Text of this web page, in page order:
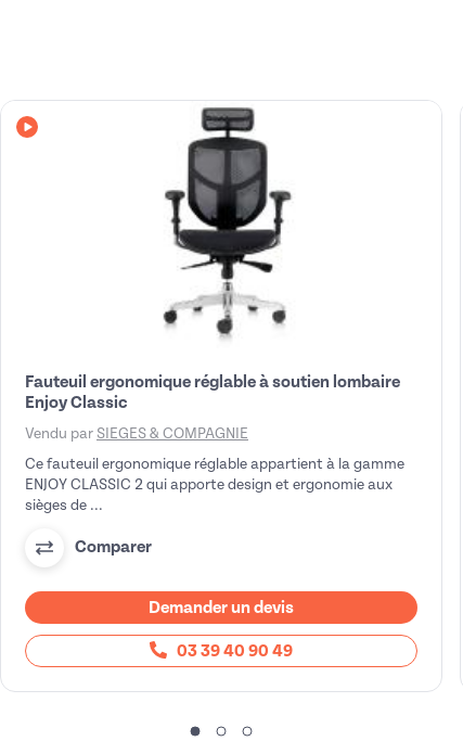
Avec vidéo
Fauteuil ergonomique réglable à soutien lombaire
Enjoy Classic
Vendu par SIEGES & COMPAGNIE
Ce fauteuil ergonomique réglable appartient à la gamme
ENJOY CLASSIC 2 qui apporte design et ergonomie aux
sièges de ...
Comparer
Demander un devis
03 39 40 90 49